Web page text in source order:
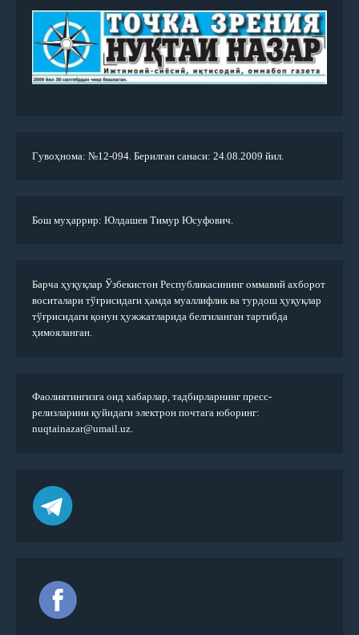
Гувоҳнома: №12-094. Берилган санаси: 24.08.2009 йил.
Бош муҳаррир: Юлдашев Тимур Юсуфович.
Барча ҳуқуқлар Ўзбекистон Республикасининг оммавий ахборот
воситалари тўғрисидаги ҳамда муаллифлик ва турдош ҳуқуқлар
тўғрисидаги қонун ҳужжатларида белгиланган тартибда
ҳимояланган.
Фаолиятингизга оид хабарлар, тадбирларнинг пресс-
релизларини қуйидаги электрон почтага юборинг:
nuqtainazar@umail.uz.